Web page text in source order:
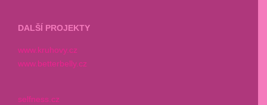
DALŠÍ PROJEKTY
www.kruhovy.cz
www.betterbelly.cz
selfness.cz